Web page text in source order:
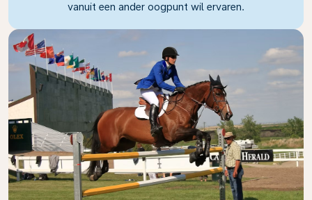
vanuit een ander oogpunt wil ervaren.